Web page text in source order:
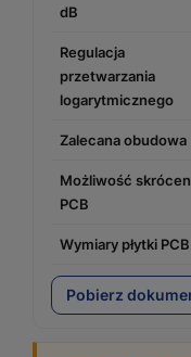
dB
Regulacja
przetwarzania
logarytmicznego
Zalecana obudowa
Możliwość
PCB
Wymiary płytki PCB
Pobierz